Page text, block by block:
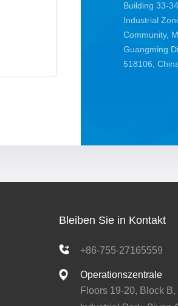
Building 33-
Industrial
Community,
Guangming
518106,
Bleiben Sie in Kontakt
+86-755-27165559
Operationszentrale
Floors 19-20, Block